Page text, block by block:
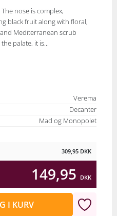
nose is complex,
black fruit along with floral,
Mediterranean scrub
palate, it is...
Verema
Decanter
Mad og Monopolet
309,95 DKK
149,95 DKK
I KURV